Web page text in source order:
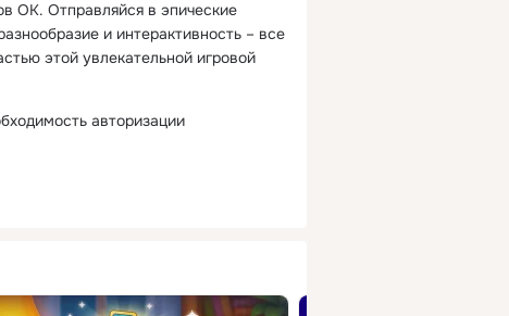
ОК. Отправляйся в эпические
и интерактивность – все
этой увлекательной игровой
авторизации